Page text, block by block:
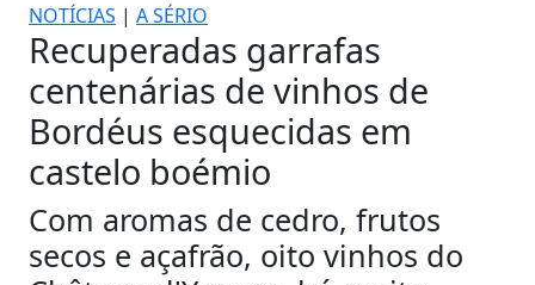
NOTÍCIAS | A SÉRIO
Recuperadas garrafas
centenárias de vinhos de
Bordéus esquecidas em
castelo boémio
Com aromas de cedro, frutos
secos e açafrão, oito vinhos do